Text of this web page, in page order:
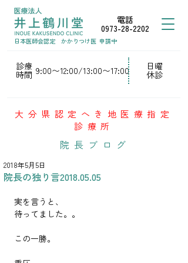
電話
0973-28-2202
診療
時間 9:00〜12:00/13:00〜17:00 日曜
休診
日本医師会認定 かかりつけ医 申請中
大分県認定へき地医療指定
診療所
院長ブログ
院長の独り言2018.05.05
2018年5月5日
実を言うと、
待ってました。。
この一勝。